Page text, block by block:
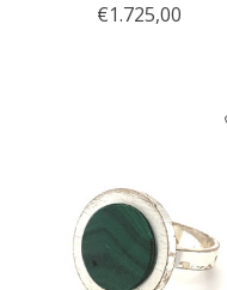
€1.725,00